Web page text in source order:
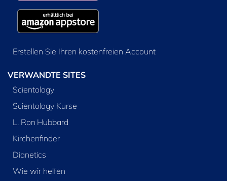
Erstellen Sie Ihren kostenfreien Account
VERWANDTE SITES
Scientology
Scientology Kurse
L. Ron Hubbard
Kirchenfinder
Dianetics
Wie wir helfen